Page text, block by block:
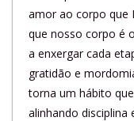
amor ao corpo que
que nosso corpo é
a enxergar cada
gratidão e
torna um hábito
alinhando disciplina